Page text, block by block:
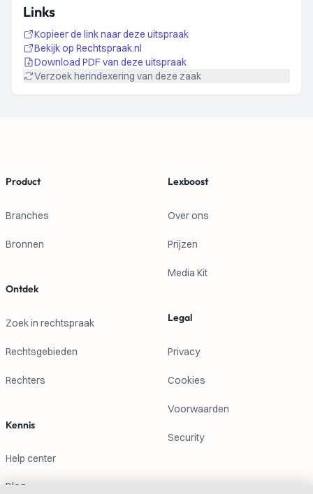
Links
Kopieer de link naar deze uitspraak
Bekijk op Rechtspraak.nl
Download PDF van deze uitspraak
Verzoek herindexering van deze zaak
Product
Branches
Bronnen
Ontdek
Zoek in rechtspraak
Rechtsgebieden
Rechters
Kennis
Help center
Blog
Lexboost
Over ons
Prijzen
Media Kit
Legal
Privacy
Cookies
Voorwaarden
Security